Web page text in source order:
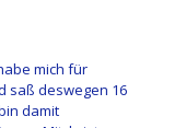
mich für
saß deswegen 16
damit